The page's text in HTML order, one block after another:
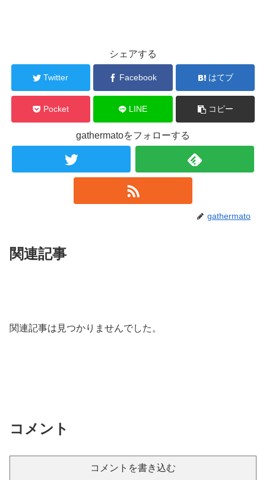
シェアする
Twitter Facebook はてブ
Pocket LINE コピー
gathermatoをフォローする
gathermato
関連記事
関連記事は見つかりませんでした。
コメント
コメントを書き込む